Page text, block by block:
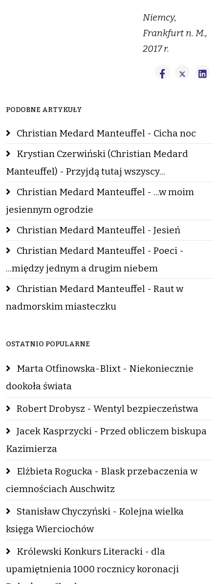
Niemcy,
Frankfurt n. M.,
2017 r.
PODOBNE ARTYKUŁY
Christian Medard Manteuffel - Cicha noc
Krystian Czerwiński (Christian Medard
Manteuffel) - Przyjdą tutaj wszyscy...
Christian Medard Manteuffel - ...w moim
jesiennym ogrodzie
Christian Medard Manteuffel - Jesień
Christian Medard Manteuffel - Poeci -
...między jednym a drugim niebem
Christian Medard Manteuffel - Raut w
nadmorskim miasteczku
OSTATNIO POPULARNE
Marta Otfinowska-Blixt - Niekoniecznie
dookoła świata
Robert Drobysz - Wentyl bezpieczeństwa
Jacek Kasprzycki - Przed obliczem biskupa
Kazimierza
Elżbieta Rogucka - Blask przebaczenia w
ciemnościach Auschwitz
Stanisław Chyczyński - Kolejna wielka
księga Wierciochów
Królewski Konkurs Literacki - dla
upamiętnienia 1000 rocznicy koronacji